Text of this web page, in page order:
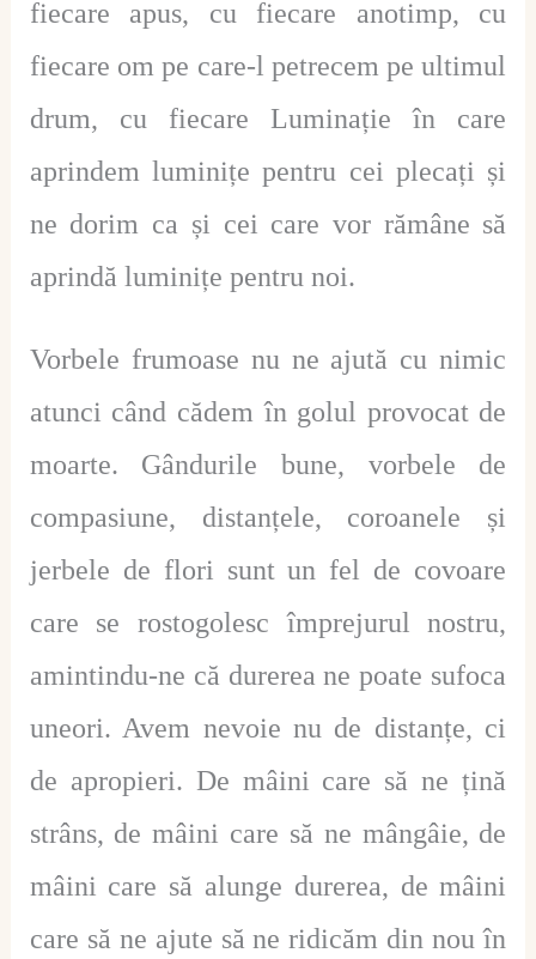
fiecare apus, cu fiecare anotimp, cu
fiecare om pe care-l petrecem pe ultimul
drum, cu fiecare Luminație în care
aprindem luminițe pentru cei plecați și
ne dorim ca și cei care vor rămâne să
aprindă luminițe pentru noi.
Vorbele frumoase nu ne ajută cu nimic
atunci când cădem în golul provocat de
moarte. Gândurile bune, vorbele de
compasiune, distanțele, coroanele și
jerbele de flori sunt un fel de covoare
care se rostogolesc împrejurul nostru,
amintindu-ne că durerea ne poate sufoca
uneori. Avem nevoie nu de distanțe, ci
de apropieri. De mâini care să ne țină
strâns, de mâini care să ne mângâie, de
mâini care să alunge durerea, de mâini
care să ne ajute să ne ridicăm din nou în